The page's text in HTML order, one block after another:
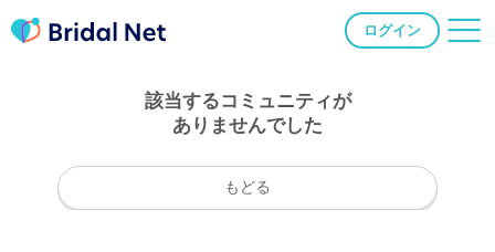
ログイン
該当するコミュニティが
ありませんでした
もどる